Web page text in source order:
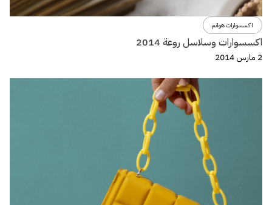
اكسسوارات هوانم
اكسسوارات وسلاسل روعة 2014
2 مارس 2014